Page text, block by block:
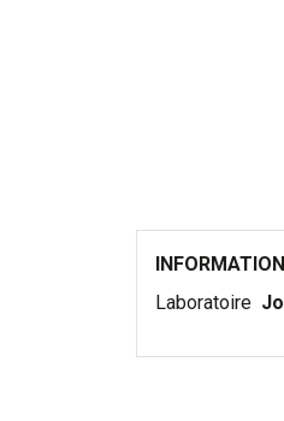
Laboratoire